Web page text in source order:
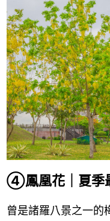
④鳳凰花｜夏季
曾是諸羅八景之一的